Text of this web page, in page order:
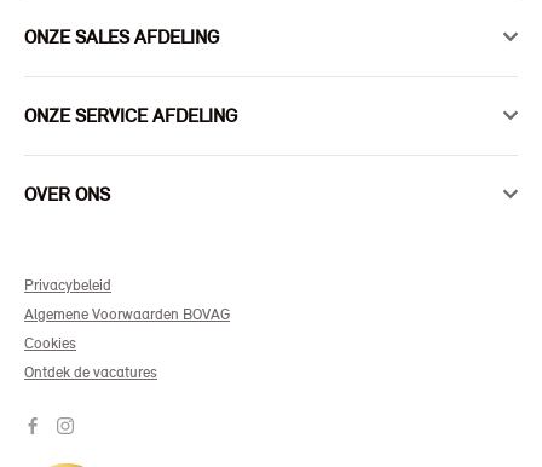
ONZE SALES AFDELING
ONZE SERVICE AFDELING
OVER ONS
Privacybeleid
Algemene Voorwaarden BOVAG
Cookies
Ontdek de vacatures